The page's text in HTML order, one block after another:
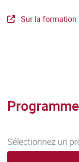
Sur la formation
Programme
Sélectionnez un